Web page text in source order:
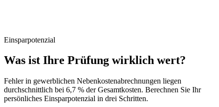
Einsparpotenzial
Was ist Ihre Prüfung wirklich wert?
Fehler in gewerblichen Nebenkostenabrechnungen liegen
durchschnittlich bei 6,7 % der Gesamtkosten. Berechnen Sie Ihr
persönliches Einsparpotenzial in drei Schritten.